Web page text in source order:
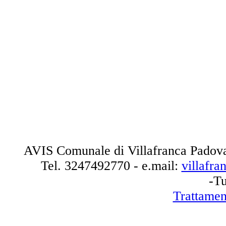
AVIS Comunale di Villafranca
Tel. 3247492770 - e.mail:
-